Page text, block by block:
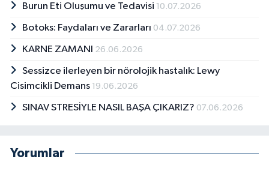
Burun Eti Oluşumu ve Tedavisi 10.07.2026
Botoks: Faydaları ve Zararları 04.07.2026
KARNE ZAMANI 26.06.2026
Sessizce ilerleyen bir nörolojik hastalık: Lewy
Cisimcikli Demans 19.06.2026
SINAV STRESİYLE NASIL BAŞA ÇIKARIZ? 07.06.2026
Yorumlar